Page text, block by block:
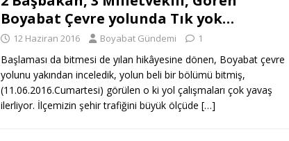
Boyabat Çevre yolunda Tık yok…
12 Haziran 2016 Boyabat Gündemi 1
Başlaması da bitmesi de yılan hikâyesine dönen, Boyabat çevre
yolunu yakından inceledik, yolun beli bir bölümü bitmiş,
(11.06.2016.Cumartesi) görülen o ki yol çalışmaları çok yavaş
ilerliyor. İlçemizin şehir trafiğini büyük ölçüde […]